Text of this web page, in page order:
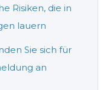
Risiken, die in
lauern
Sie sich für
an